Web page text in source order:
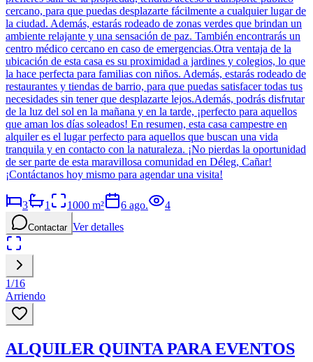
cercano, para que puedas desplazarte fácilmente a cualquier lugar de
la ciudad. Además, estarás rodeado de zonas verdes que brindan un
ambiente relajante y una sensación de paz. También encontrarás un
centro médico cercano en caso de emergencias.Otra ventaja de la
ubicación de esta casa es su proximidad a jardines y colegios, lo que
la hace perfecta para familias con niños. Además, estarás rodeado de
restaurantes y tiendas de barrio, para que puedas satisfacer todas tus
necesidades sin tener que desplazarte lejos.Además, podrás disfrutar
de la luz del sol en la mañana y en la tarde, ¡perfecto para aquellos
que aman los días soleados! En resumen, esta casa campestre en
alquiler es el lugar perfecto para aquellos que buscan una vida
tranquila y en contacto con la naturaleza. ¡No pierdas la oportunidad
de ser parte de esta maravillosa comunidad en Déleg, Cañar!
¡Contáctanos hoy mismo para agendar una visita!
3 1 1000 m² 6 ago. 4
Contactar Ver detalles
1/16
Arriendo
ALQUILER QUINTA PARA EVENTOS